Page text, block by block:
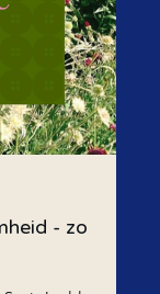
- zo